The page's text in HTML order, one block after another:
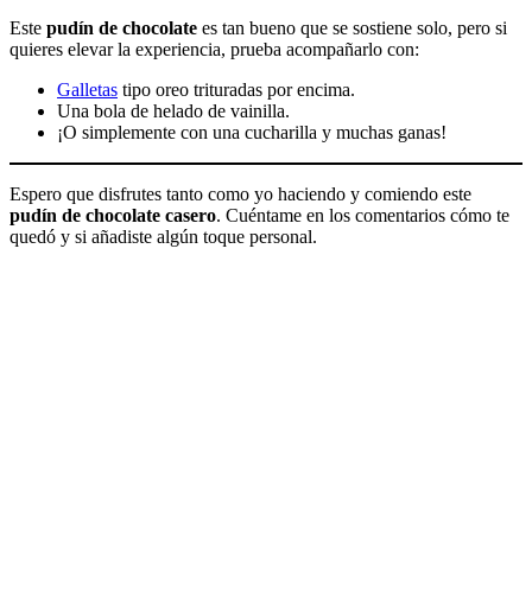
Este pudín de chocolate es tan bueno que se sostiene solo, pero si
quieres elevar la experiencia, prueba acompañarlo con:
Galletas tipo oreo trituradas por encima.
Una bola de helado de vainilla.
¡O simplemente con una cucharilla y muchas ganas!
Espero que disfrutes tanto como yo haciendo y comiendo este
pudín de chocolate casero. Cuéntame en los comentarios cómo te
quedó y si añadiste algún toque personal.